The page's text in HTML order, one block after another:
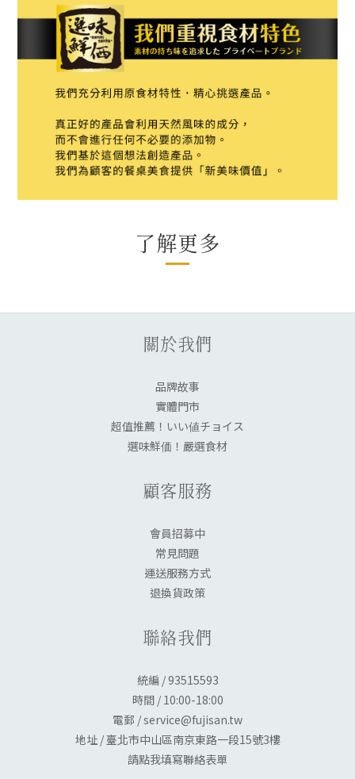
了解更多
關於我們
品牌故事
實體門市
超值推薦！いい値チョイス
選味鮮価！嚴選食材
顧客服務
會員招募中
常見問題
運送服務方式
退換貨政策
聯絡我們
統編 / 93515593
時間 / 10:00-18:00
電郵 / service@fujisan.tw
地址 / 臺北市中山區南京東路一段15號3樓
請點我填寫聯絡表單